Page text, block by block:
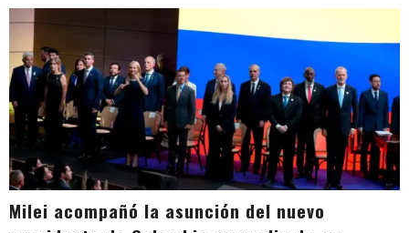
Milei acompañó la asunción del nuevo